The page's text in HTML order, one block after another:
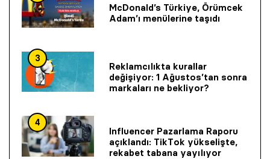
McDonald’s Türkiye, Örümcek
Adam’ı menülerine taşıdı
3
Reklamcılıkta kurallar
değişiyor: 1 Ağustos’tan sonra
markaları ne bekliyor?
4
Influencer Pazarlama Raporu
açıklandı: TikTok yükselişte,
rekabet tabana yayılıyor